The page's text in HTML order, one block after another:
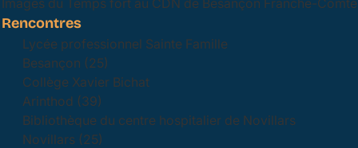
Rencontres
Lycée professionnel Sainte Famille
Besançon (25)
Collège Xavier Bichat
Arinthod (39)
Bibliothèque du centre hospitalier de Novillars
Novillars (25)